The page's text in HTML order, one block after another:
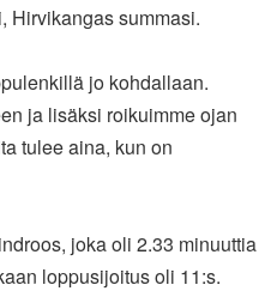
Hirvikangas summasi.
jo kohdallaan.
ja lisäksi roikuimme ojan
tulee aina, kun on
joka oli 2.33 minuuttia
loppusijoitus oli 11:s.